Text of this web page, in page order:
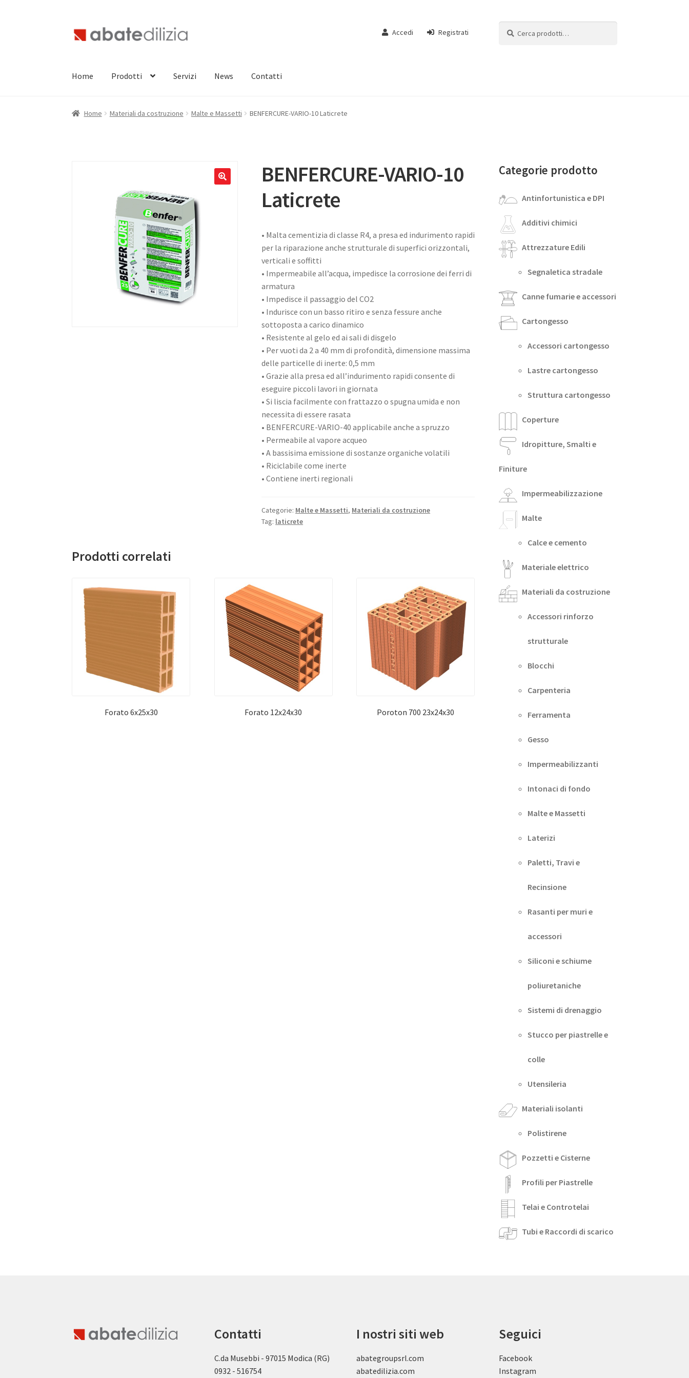
Vai
alla
Vai
al
Accedi Registrati
Home Prodotti Servizi News Contatti
Home Materiali da costruzione Malte e Massetti BENFERCURE-VARIO-10 Laticrete
BENFERCURE-VARIO-10
Laticrete
• Malta cementizia di classe R4, a presa ed indurimento rapidi
per la riparazione anche strutturale di superfici orizzontali,
verticali e soffitti
• Impermeabile all’acqua, impedisce la corrosione dei ferri di
armatura
• Impedisce il passaggio del CO2
• Indurisce con un basso ritiro e senza fessure anche
sottoposta a carico dinamico
• Resistente al gelo ed ai sali di disgelo
• Per vuoti da 2 a 40 mm di profondità, dimensione massima
delle particelle di inerte: 0,5 mm
• Grazie alla presa ed all’indurimento rapidi consente di
eseguire piccoli lavori in giornata
• Si liscia facilmente con frattazzo o spugna umida e non
necessita di essere rasata
• BENFERCURE-VARIO-40 applicabile anche a spruzzo
• Permeabile al vapore acqueo
• A bassisima emissione di sostanze organiche volatili
• Riciclabile come inerte
• Contiene inerti regionali
Categorie: Malte e Massetti, Materiali da costruzione
Tag: laticrete
Prodotti correlati
Forato 6x25x30 Forato 12x24x30 Poroton 700 23x24x30
Categorie prodotto
Antinfortunistica e DPI
Additivi chimici
Attrezzature Edili
Segnaletica stradale
Canne fumarie e accessori
Cartongesso
Accessori cartongesso
Lastre cartongesso
Struttura cartongesso
Coperture
Idropitture, Smalti e
Finiture
Impermeabilizzazione
Malte
Calce e cemento
Materiale elettrico
Materiali da costruzione
Accessori rinforzo
strutturale
Blocchi
Carpenteria
Ferramenta
Gesso
Impermeabilizzanti
Intonaci di fondo
Malte e Massetti
Laterizi
Paletti, Travi e
Recinsione
Rasanti per muri e
accessori
Siliconi e schiume
poliuretaniche
Sistemi di drenaggio
Stucco per piastrelle e
colle
Utensileria
Materiali isolanti
Polistirene
Pozzetti e Cisterne
Profili per Piastrelle
Telai e Controtelai
Tubi e Raccordi di scarico
Contatti
C.da Musebbi - 97015 Modica (RG)
0932 - 516754
I nostri siti web
abategroupsrl.com
abatedilizia.com
Seguici
Facebook
Instagram